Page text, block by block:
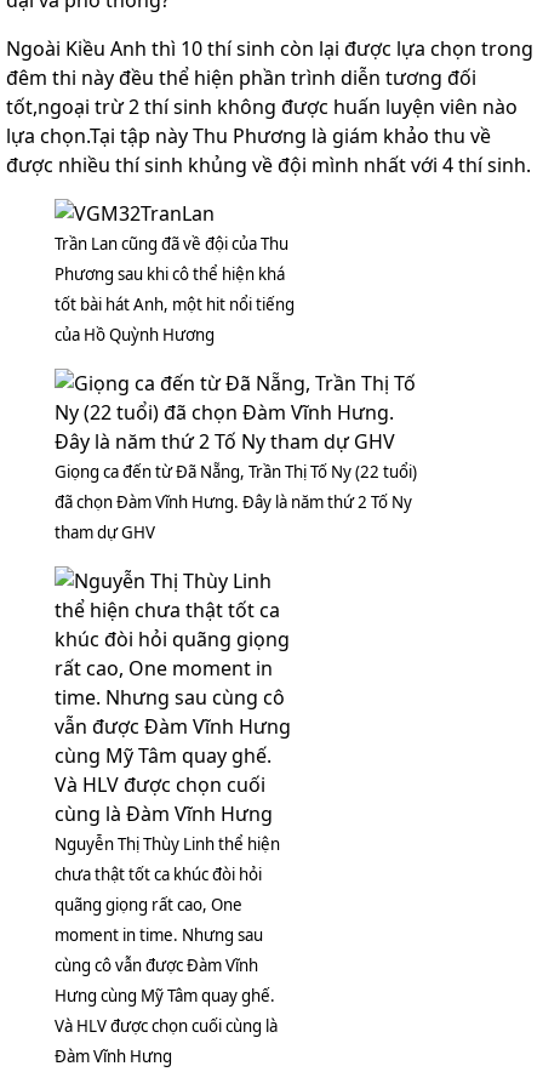
Ngoài Kiều Anh thì 10 thí sinh còn lại được lựa chọn trong
đêm thi này đều thể hiện phần trình diễn tương đối
tốt,ngoại trừ 2 thí sinh không được huấn luyện viên nào
lựa chọn.Tại tập này Thu Phương là giám khảo thu về
được nhiều thí sinh khủng về đội mình nhất với 4 thí sinh.
Trần Lan cũng đã về đội của Thu
Phương sau khi cô thể hiện khá
tốt bài hát Anh, một hit nổi tiếng
của Hồ Quỳnh Hương
Giọng ca đến từ Đã Nẵng, Trần Thị Tố Ny (22 tuổi)
đã chọn Đàm Vĩnh Hưng. Đây là năm thứ 2 Tố Ny
tham dự GHV
Nguyễn Thị Thùy Linh thể hiện
chưa thật tốt ca khúc đòi hỏi
quãng giọng rất cao, One
moment in time. Nhưng sau
cùng cô vẫn được Đàm Vĩnh
Hưng cùng Mỹ Tâm quay ghế.
Và HLV được chọn cuối cùng là
Đàm Vĩnh Hưng